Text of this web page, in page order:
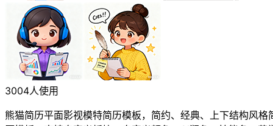
3004人使用
熊猫简历平面影视模特简历模板，简约、经典、上下结构风格